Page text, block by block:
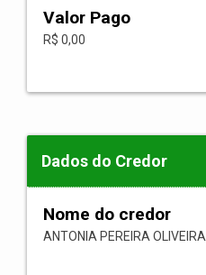
Valor Pago
R$ 0,00
Dados do Credor
Nome do credor
ANTONIA PEREIRA OLIVEIRA